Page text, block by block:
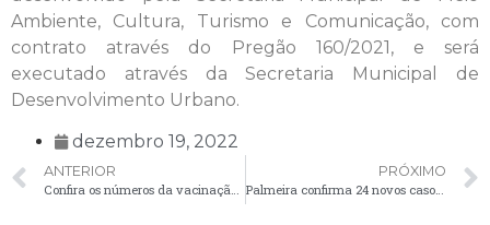
Ambiente, Cultura, Turismo e Comunicação, com
contrato através do Pregão 160/2021, e será
executado através da Secretaria Municipal de
Desenvolvimento Urbano.
dezembro 19, 2022
ANTERIOR
Confira os números da vacinação contra a Covid-19 em Palmeira
PRÓXIMO
Palmeira confirma 24 novos casos de Covid-19 no boletim desta segunda-feira (19)